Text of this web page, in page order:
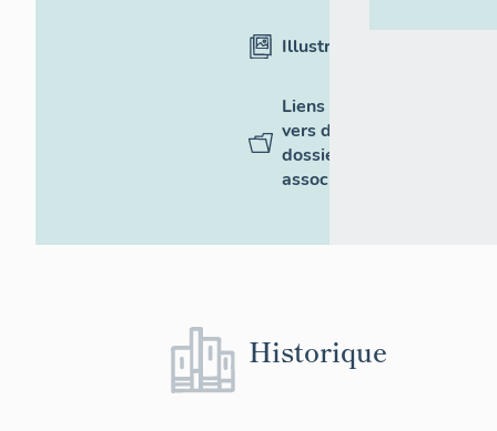
Illustrations
Liens
vers des
dossiers
associés
Historique